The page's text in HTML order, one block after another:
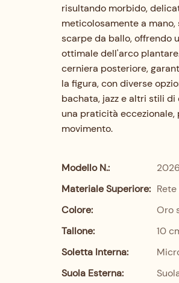
risultando morbido,
meticolosamente a
scarpe da ballo, offrendo
ottimale dell'arco
cerniera posteriore,
la figura, con diverse
bachata, jazz e altri stili
una praticità eccezionale,
movimento.
Modello N.:
Materiale Superiore:
Colore:
Oro
Tallone:
10
Soletta Interna:
Suola Esterna: